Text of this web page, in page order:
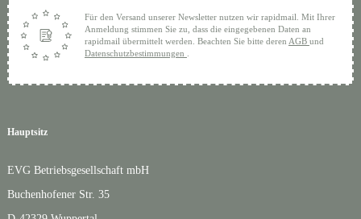
Hauptsitz
EVG Betriebsgesellschaft mbH
Buchenhofener Str. 35
Für den Versand unserer Newsletter nutzen wir rapidmail. Mit Ihrer
Anmeldung stimmen Sie zu, dass die eingegebenen Daten an
rapidmail übermittelt werden. Beachten Sie bitte deren AGB und
Datenschutzbestimmungen